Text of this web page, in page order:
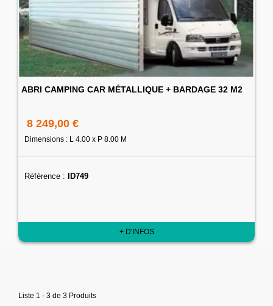
ABRI CAMPING CAR MÉTALLIQUE + BARDAGE 32 M2
8 249,00 €
Dimensions : L 4.00 x P 8.00 M
Référence : ID749
+ D'INFOS
Liste 1 - 3 de 3 Produits